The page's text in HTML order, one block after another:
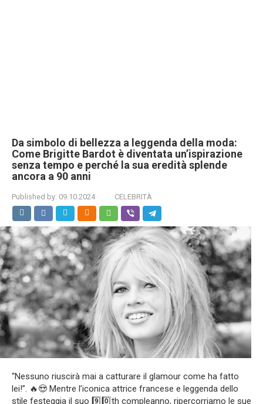
Da simbolo di bellezza a leggenda della moda:
Come Brigitte Bardot è diventata un’ispirazione
senza tempo e perché la sua eredità splende
ancora a 90 anni
Published by: 09.10.2024 CELEBRITÀ
“Nessuno riuscirà mai a catturare il glamour come ha fatto
lei!”. 🔥😍 Mentre l’iconica attrice francese e leggenda dello
stile festeggia il suo 9️⃣0️⃣th compleanno, ripercorriamo le sue